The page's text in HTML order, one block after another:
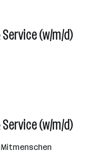
(w/m/d)
(w/m/d)